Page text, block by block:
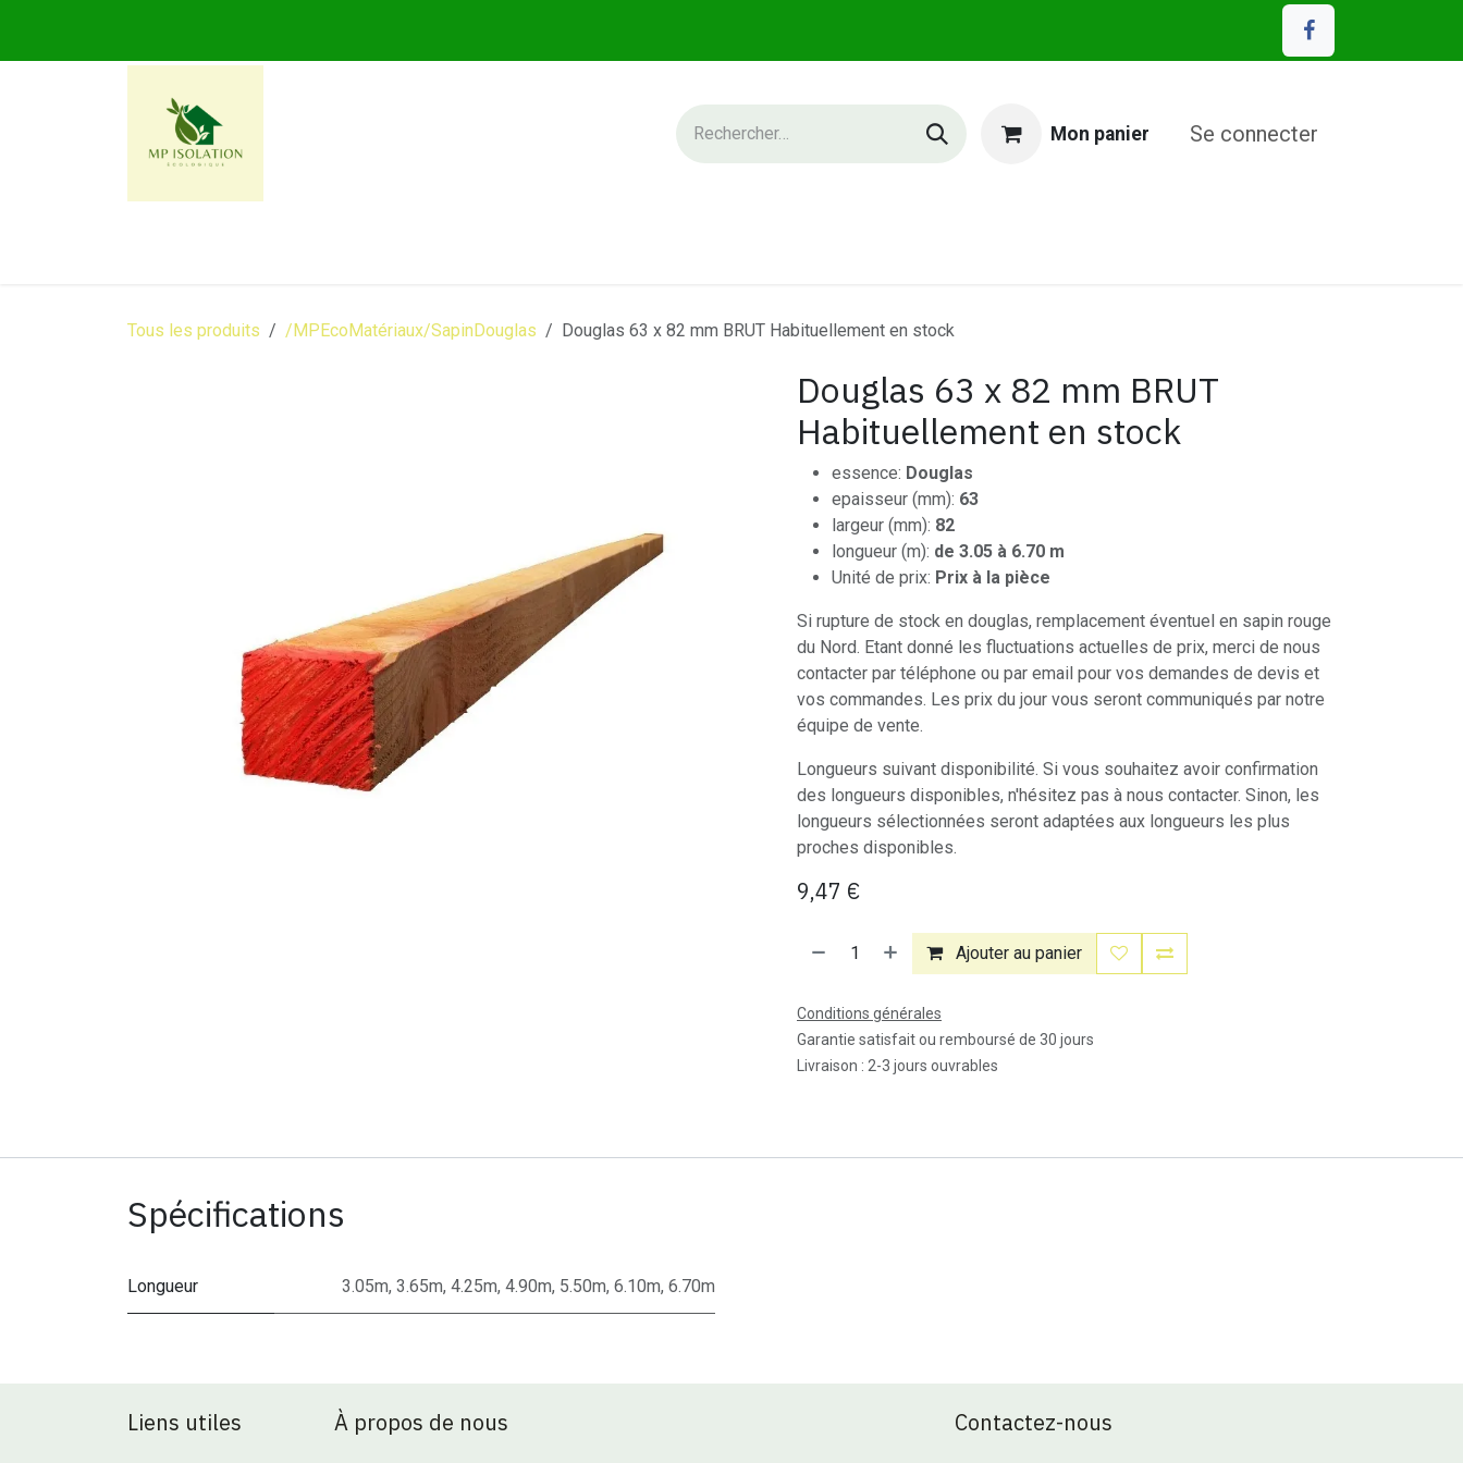
Mon panier Se connecter
Tous les produits /MPEcoMatériaux/SapinDouglas Douglas 63 x 82 mm BRUT Habituellement en stock
Douglas 63 x 82 mm BRUT
Habituellement en stock
essence: Douglas
epaisseur (mm): 63
largeur (mm): 82
longueur (m): de 3.05 à 6.70 m
Unité de prix: Prix à la pièce
Si rupture de stock en douglas, remplacement éventuel en sapin rouge
du Nord. Etant donné les fluctuations actuelles de prix, merci de nous
contacter par téléphone ou par email pour vos demandes de devis et
vos commandes. Les prix du jour vous seront communiqués par notre
équipe de vente.
Longueurs suivant disponibilité. Si vous souhaitez avoir confirmation
des longueurs disponibles, n'hésitez pas à nous contacter. Sinon, les
longueurs sélectionnées seront adaptées aux longueurs les plus
proches disponibles.
9,47 €
Ajouter au panier
Conditions générales
Garantie satisfait ou remboursé de 30 jours
Livraison : 2-3 jours ouvrables
Spécifications
Longueur 3.05m, 3.65m, 4.25m, 4.90m, 5.50m, 6.10m, 6.70m
Liens utiles À propos de nous Contactez-nous